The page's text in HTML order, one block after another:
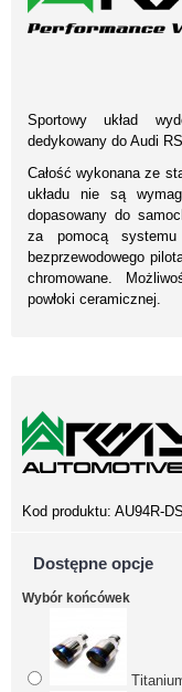
Sportowy układ
dedykowany do Audi
Całość wykonana ze
układu nie są
dopasowany do
za pomocą
bezprzewodowego
chromowane.
powłoki ceramicznej.
Kod produktu: AU94R-
Dostępne opcje
Wybór końcówek